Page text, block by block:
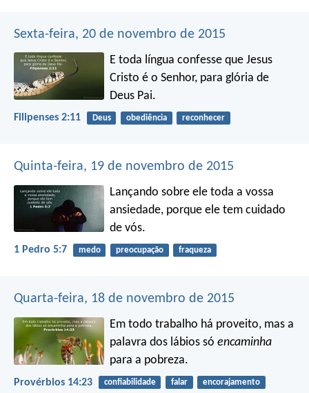
Sexta-feira, 20 de novembro de 2015
E toda língua confesse que Jesus
Cristo é o Senhor, para glória de
Deus Pai.
Filipenses 2:11 Deus obediência reconhecer
Quinta-feira, 19 de novembro de 2015
Lançando sobre ele toda a vossa
ansiedade, porque ele tem cuidado
de vós.
1 Pedro 5:7 medo preocupação fraqueza
Quarta-feira, 18 de novembro de 2015
Em todo trabalho há proveito, mas a
palavra dos lábios sóencaminha
para a pobreza.
Provérbios 14:23 confiabilidade falar encorajamento